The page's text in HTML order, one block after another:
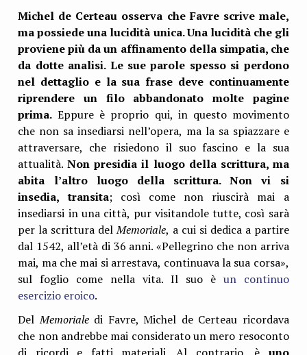
Michel de Certeau osserva che Favre scrive male,
ma possiede una lucidità unica. Una lucidità che gli
proviene più da un affinamento della simpatia, che
da dotte analisi. Le sue parole spesso si perdono
nel dettaglio e la sua frase deve continuamente
riprendere un filo abbandonato molte pagine
prima. Eppure è proprio qui, in questo movimento
che non sa insediarsi nell’opera, ma la sa spiazzare e
attraversare, che risiedono il suo fascino e la sua
attualità.Non presidia il luogo della scrittura, ma
abita l’altro luogo della scrittura. Non vi si
insedia, transita; così come non riuscirà mai a
insediarsi in una città, pur visitandole tutte, così sarà
per la scrittura delMemoriale, a cui si dedica a partire
dal 1542, all’età di 36 anni. «Pellegrino che non arriva
mai, ma che mai si arrestava, continuava la sua corsa»,
sul foglio come nella vita. Il suo è un continuo
esercizio eroico.
DelMemorialedi Favre, Michel de Certeau ricordava
che non andrebbe mai considerato un mero resoconto